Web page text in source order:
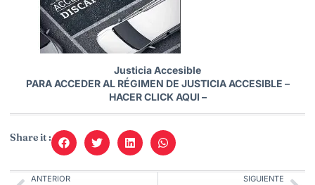
Justicia Accesible
PARA ACCEDER AL RÉGIMEN DE JUSTICIA ACCESIBLE –
HACER CLICK AQUI –
Share it :
ANTERIOR SIGUIENTE